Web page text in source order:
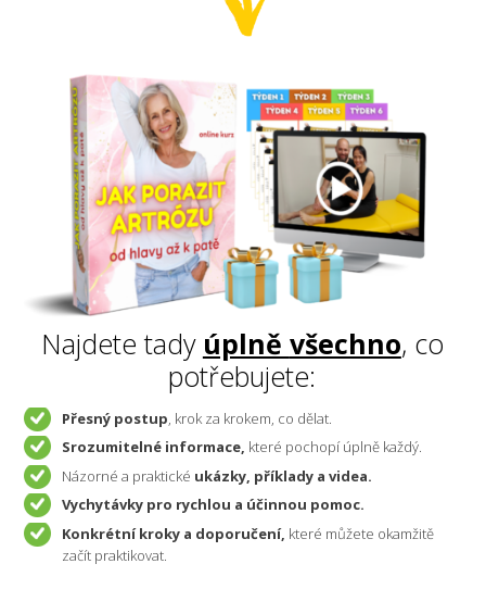
Najdete tady úplně všechno, co
potřebujete:
Přesný postup , krok za krokem, co dělat.
Srozumitelné informace, které pochopí úplně každý.
Názorné a praktické ukázky, příklady a videa.
Vychytávky pro rychlou a účinnou pomoc.
Konkrétní kroky a doporučení, které můžete okamžitě
začít praktikovat.